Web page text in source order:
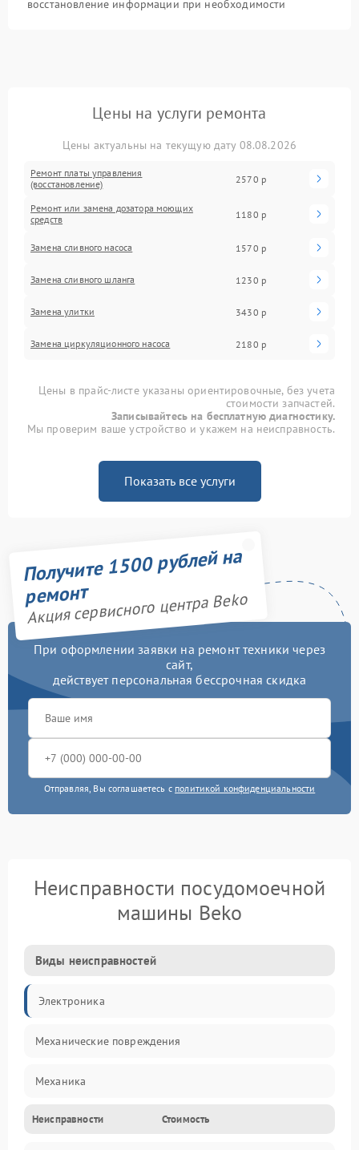
восстановление информации при необходимости
Цены на услуги ремонта
Цены актуальны на текущую дату 08.08.2026
Ремонт платы управления
(восстановление)
2570 р
Ремонт или замена дозатора моющих
средств
1180 р
Замена сливного насоса 1570 р
Замена сливного шланга 1230 р
Замена улитки 3430 р
Замена циркуляционного насоса 2180 р
Цены в прайс-листе указаны ориентировочные, без учета
стоимости запчастей.
Записывайтесь на бесплатную диагностику.
Мы проверим ваше устройство и укажем на неисправность.
Показать все услуги
Получите 1500 рублей на
ремонт
Акция сервисного центра Beko
При оформлении заявки на ремонт техники через
сайт,
действует персональная бессрочная скидка
Отправляя, Вы соглашаетесь с политикой конфиденциальности
Неисправности посудомоечной
машины Beko
Виды неисправностей
Электроника
Механические повреждения
Механика
Управление
Неисправности Стоимость